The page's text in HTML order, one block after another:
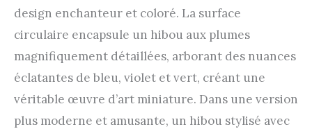
design enchanteur et coloré. La surface
circulaire encapsule un hibou aux plumes
magnifiquement détaillées, arborant des nuances
éclatantes de bleu, violet et vert, créant une
véritable œuvre d’art miniature. Dans une version
plus moderne et amusante, un hibou stylisé avec